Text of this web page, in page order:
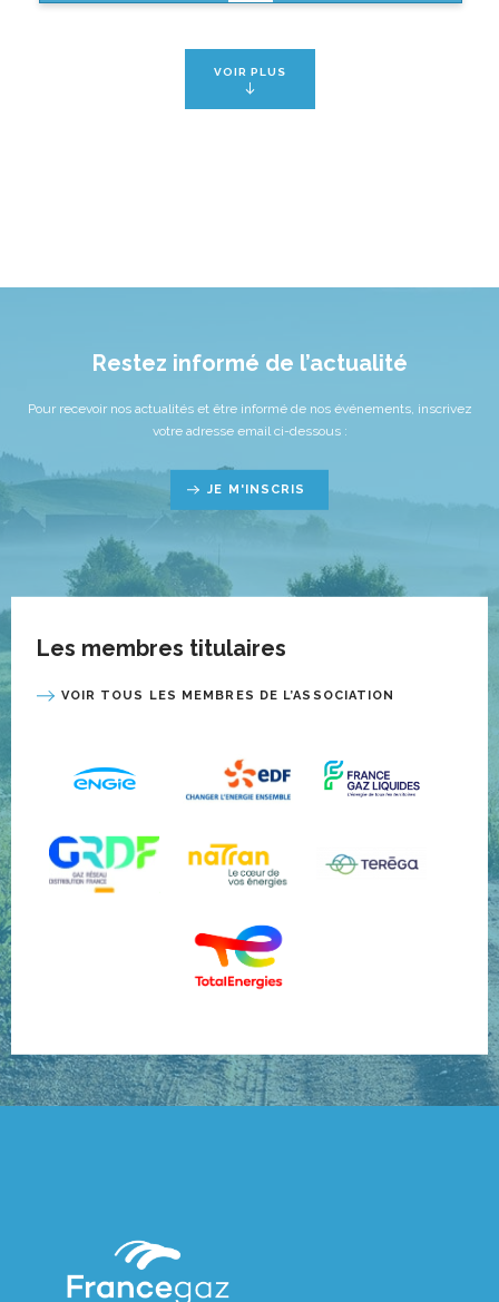
VOIR PLUS
Restez informé de l’actualité
Pour recevoir nos actualités et être informé de nos événements, inscrivez
votre adresse email ci-dessous :
JE M'INSCRIS
Les membres titulaires
VOIR TOUS LES MEMBRES DE L’ASSOCIATION